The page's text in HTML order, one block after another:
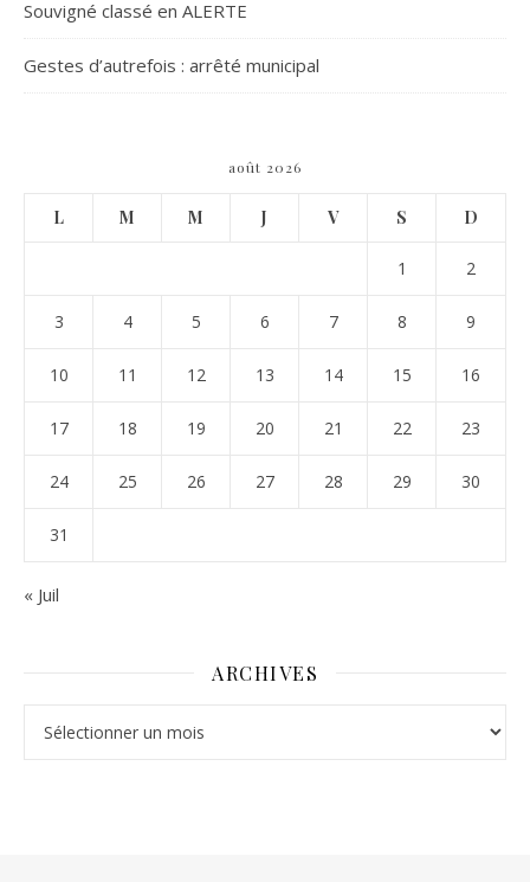
Souvigné classé en ALERTE
Gestes d’autrefois : arrêté municipal
août 2026
L M M J V S D
1 2
3 4 5 6 7 8 9
10 11 12 13 14 15 16
17 18 19 20 21 22 23
24 25 26 27 28 29 30
31
« Juil
ARCHIVES